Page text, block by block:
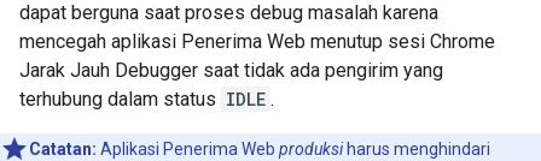
dapat berguna saat proses debug masalah karena
mencegah aplikasi Penerima Web menutup sesi Chrome
Jarak Jauh Debugger saat tidak ada pengirim yang
terhubung dalam status IDLE .
Catatan: Aplikasi Penerima Web produksiharus menghindari